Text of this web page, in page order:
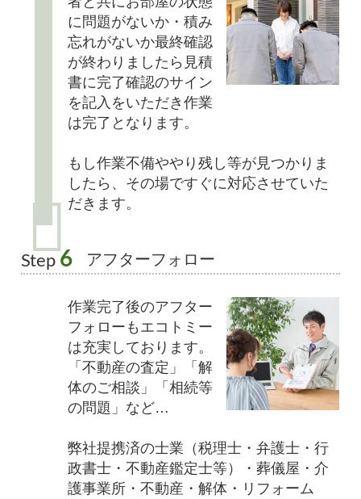
に問題がないか・積み
忘れがないか最終確認
が終わりましたら見積
書に完了確認のサイン
を記入をいただき作業
は完了となります。
もし作業不備ややり残し等が見つかりま
したら、その場ですぐに対応させていた
だきます。
Step 6 アフターフォロー
作業完了後のアフター
フォローもエコトミー
は充実しております。
「不動産の査定」「解
体のご相談」「相続等
の問題」など…
弊社提携済の士業（税理士・弁護士・行
政書士・不動産鑑定士等）・葬儀屋・介
護事業所・不動産・解体・リフォーム